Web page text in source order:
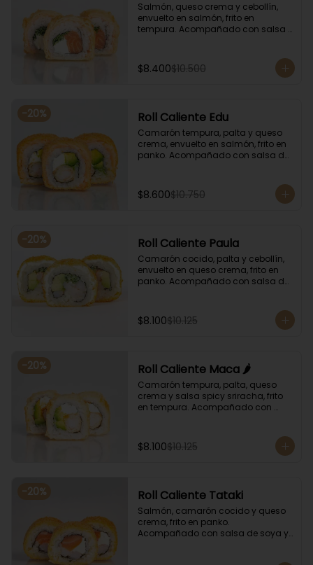
Salmón, queso crema y cebollín,
envuelto en salmón, frito en
tempura. Acompañado con salsa
$8.400$10.500
-20% Roll Caliente Edu
Camarón tempura, palta y queso
crema, envuelto en salmón, frito en
panko. Acompañado con salsa de
$8.600$10.750
-20% Roll Caliente Paula
Camarón cocido, palta y cebollín,
envuelto en queso crema, frito en
panko. Acompañado con salsa de
$8.100$10.125
-20% Roll Caliente Maca 🌶️
Camarón tempura, palta, queso
crema y salsa spicy sriracha, frito
en tempura. Acompañado con
$8.100$10.125
-20% Roll Caliente Tataki
Salmón, camarón cocido y queso
crema, frito en panko.
Acompañado con salsa de soya y